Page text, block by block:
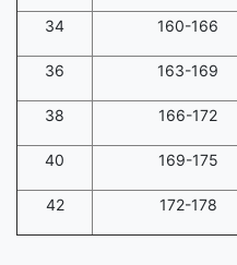
34 160-166
36 163-169
38 166-172
40 169-175
42 172-178